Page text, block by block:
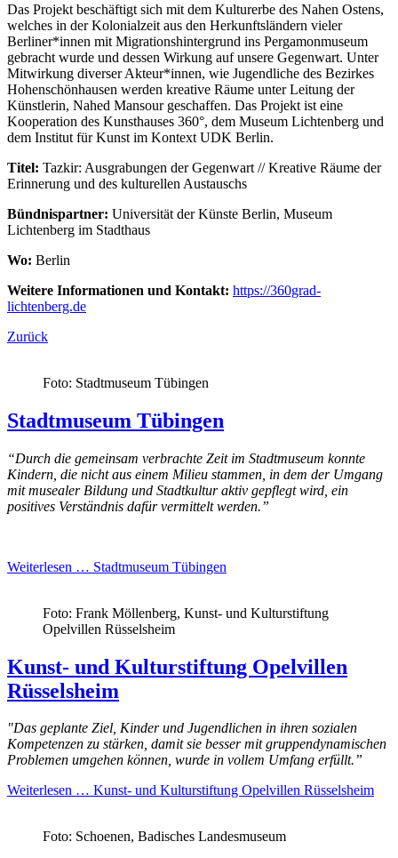
Das Projekt beschäftigt sich mit dem Kulturerbe des Nahen Ostens,
welches in der Kolonialzeit aus den Herkunftsländern vieler
Berliner*innen mit Migrationshintergrund ins Pergamonmuseum
gebracht wurde und dessen Wirkung auf unsere Gegenwart. Unter
Mitwirkung diverser Akteur*innen, wie Jugendliche des Bezirkes
Hohenschönhausen werden kreative Räume unter Leitung der
Künstlerin, Nahed Mansour geschaffen. Das Projekt ist eine
Kooperation des Kunsthauses 360°, dem Museum Lichtenberg und
dem Institut für Kunst im Kontext UDK Berlin.
Titel: Tazkir: Ausgrabungen der Gegenwart // Kreative Räume der
Erinnerung und des kulturellen Austauschs
Bündnispartner: Universität der Künste Berlin, Museum
Lichtenberg im Stadthaus
Wo: Berlin
Weitere Informationen und Kontakt: https://360grad-
lichtenberg.de
Zurück
Foto: Stadtmuseum Tübingen
Stadtmuseum Tübingen
“Durch die gemeinsam verbrachte Zeit im Stadtmuseum konnte
Kindern, die nicht aus einem Milieu stammen, in dem der Umgang
mit musealer Bildung und Stadtkultur aktiv gepflegt wird, ein
positives Verständnis dafür vermittelt werden.”
Weiterlesen … Stadtmuseum Tübingen
Foto: Frank Möllenberg, Kunst- und Kulturstiftung
Opelvillen Rüsselsheim
Kunst- und Kulturstiftung Opelvillen
Rüsselsheim
"Das geplante Ziel, Kinder und Jugendlichen in ihren sozialen
Kompetenzen zu stärken, damit sie besser mit gruppendynamischen
Problemen umgehen können, wurde in vollem Umfang erfüllt.”
Weiterlesen … Kunst- und Kulturstiftung Opelvillen Rüsselsheim
Foto: Schoenen, Badisches Landesmuseum